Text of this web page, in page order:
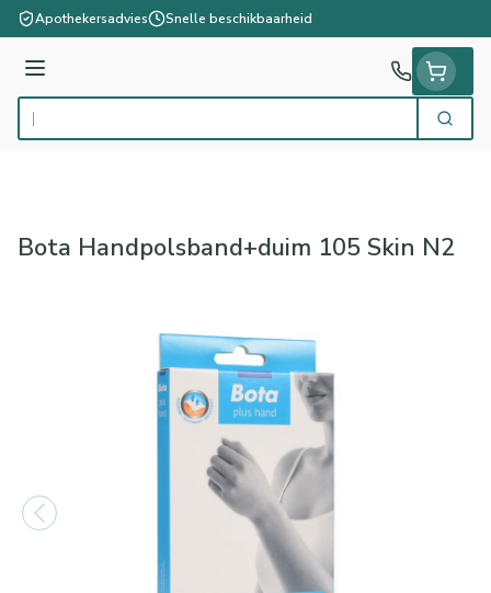
Ga naar de inhoud
Apothekersadvies Snelle beschikbaarheid
Menu
Product, merk, categorie... Zoek
Bota Handpolsband+duim 105 Skin N2